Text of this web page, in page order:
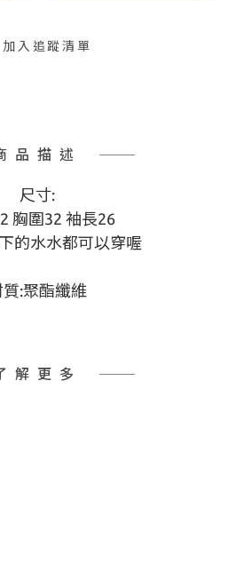
加入追蹤清單
品描述
尺寸:
胸圍32 袖長26
的水水都可以穿喔
質:聚酯纖維
解更多